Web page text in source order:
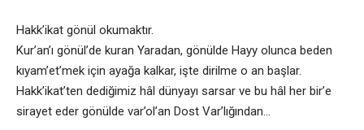
Hakk’ikat gönül okumaktır.
Kur’an’ı gönül’de kuran Yaradan, gönülde Hayy olunca beden
kıyam’et’mek için ayağa kalkar, işte dirilme o an başlar.
Hakk’ikat’ten dediğimiz hâl dünyayı sarsar ve bu hâl her bir’e
sirayet eder gönülde var’ol’an Dost Var’lığından…